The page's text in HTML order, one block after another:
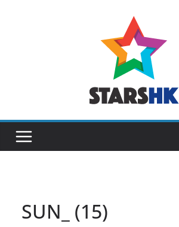
SUN_ (15)